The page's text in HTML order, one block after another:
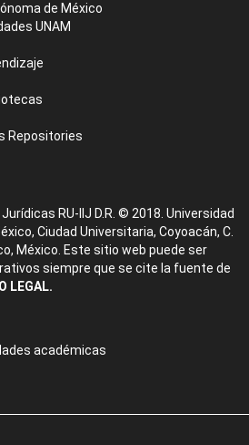
de México
UNAM
Repositories
RU-IIJ D.R. © 2018. Universidad
Ciudad Universitaria, Coyoacán, C.
México. Este sitio web puede ser
siempre que se cite la fuente de
LEGAL.
académicas